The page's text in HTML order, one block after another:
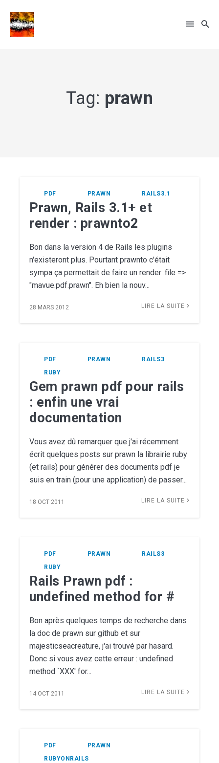
Tag: prawn
PDF PRAWN RAILS3.1
Prawn, Rails 3.1+ et
render : prawnto2
Bon dans la version 4 de Rails les plugins
n'existeront plus. Pourtant prawnto c'était
sympa ça permettait de faire un render :file =>
"mavue.pdf.prawn". Eh bien la nouv...
28 MARS 2012 LIRE LA SUITE
PDF PRAWN
RAILS3
RUBY
Gem prawn pdf pour rails
: enfin une vrai
documentation
Vous avez dû remarquer que j'ai récemment
écrit quelques posts sur prawn la librairie ruby
(et rails) pour générer des documents pdf je
suis en train (pour une application) de passer...
18 OCT 2011 LIRE LA SUITE
PDF PRAWN
RAILS3
RUBY
Rails Prawn pdf :
undefined method for #
Bon après quelques temps de recherche dans
la doc de prawn sur github et sur
majesticseacreature, j'ai trouvé par hasard.
Donc si vous avez cette erreur : undefined
method `XXX' for...
14 OCT 2011 LIRE LA SUITE
PDF
PRAWN
RUBYONRAILS
... sinon recherche par tags